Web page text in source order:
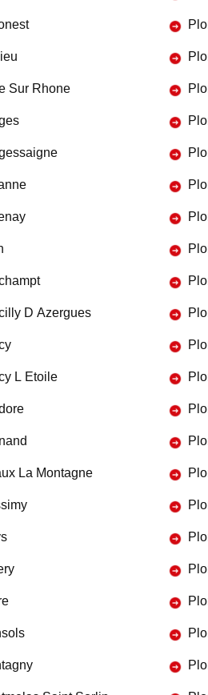
Sur Rhone
D Azergues
L Etoile
La Montagne